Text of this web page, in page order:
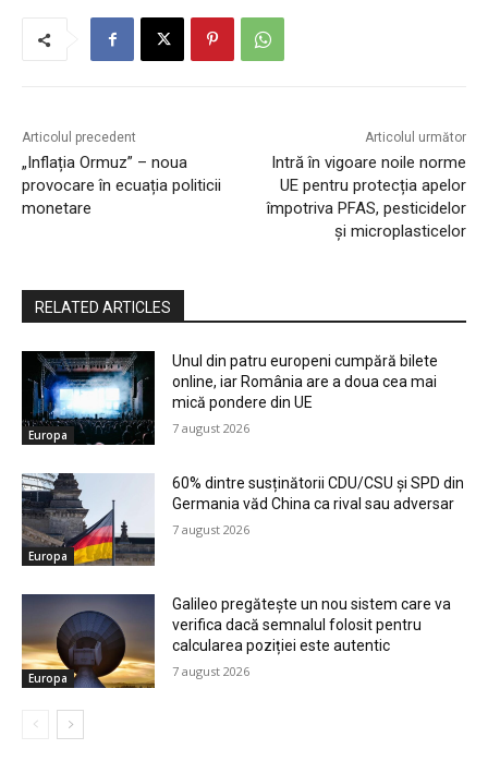
Articolul precedent
„Inflația Ormuz” – noua
provocare în ecuația politicii
monetare
Articolul următor
Intră în vigoare noile norme
UE pentru protecția apelor
împotriva PFAS, pesticidelor
și microplasticelor
RELATED ARTICLES
Europa
Unul din patru europeni cumpără bilete
online, iar România are a doua cea mai
mică pondere din UE
7 august 2026
Europa
60% dintre susținătorii CDU/CSU și SPD din
Germania văd China ca rival sau adversar
7 august 2026
Europa
Galileo pregătește un nou sistem care va
verifica dacă semnalul folosit pentru
calcularea poziției este autentic
7 august 2026